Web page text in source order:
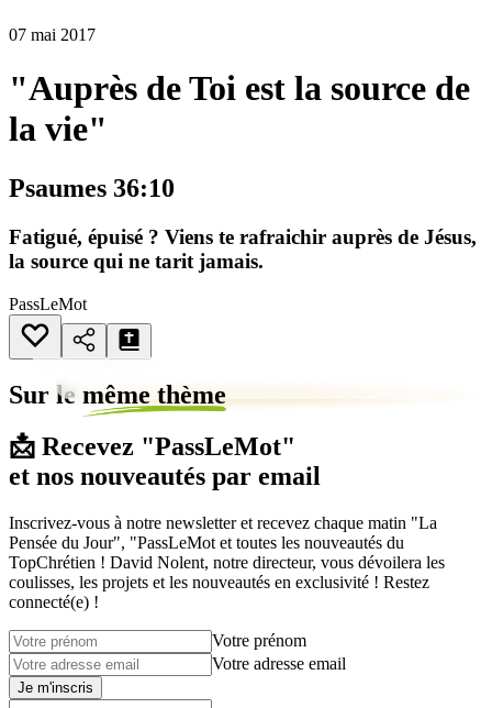
07 mai 2017
"Auprès de Toi est la source de
la vie"
Psaumes 36:10
Fatigué, épuisé ? Viens te rafraichir auprès de Jésus,
la source qui ne tarit jamais.
PassLeMot
Sur le même thème
📩 Recevez "PassLeMot"
et nos nouveautés par email
Inscrivez-vous à notre newsletter et recevez chaque matin "La
Pensée du Jour", "PassLeMot et toutes les nouveautés du
TopChrétien ! David Nolent, notre directeur, vous dévoilera les
coulisses, les projets et les nouveautés en exclusivité ! Restez
connecté(e) !
Votre prénom
Votre adresse email
Je m'inscris